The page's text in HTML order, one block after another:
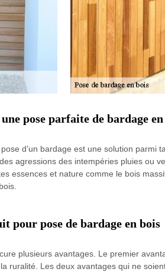
pose parfaite de bardage
d’un bardage est une solution parmi
agressions des intempéries pluies ou
essences et nature comme le bois
pour pose de bardage en bois
plusieurs avantages. Le premier
ruralité. Les deux avantages qui ne